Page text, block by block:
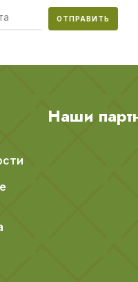
ОТПРАВИТЬ
Наши